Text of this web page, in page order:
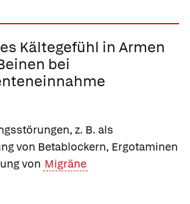
Kältegefühl in Armen
bei
z. B. als
von Betablockern, Ergotaminen
von Migräne